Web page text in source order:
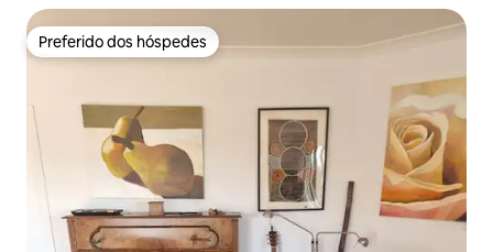
Preferido dos hóspedes
Preferido dos hóspedes